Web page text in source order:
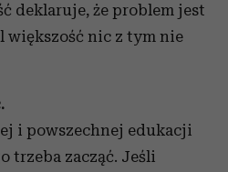
deklaruje, że problem jest
większość nic z tym nie
i powszechnej edukacji
trzeba zacząć. Jeśli